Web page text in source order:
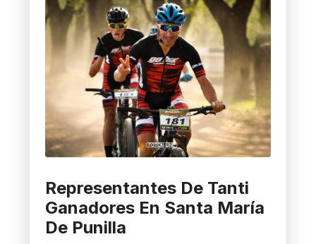
Representantes De Tanti
Ganadores En Santa María
De Punilla